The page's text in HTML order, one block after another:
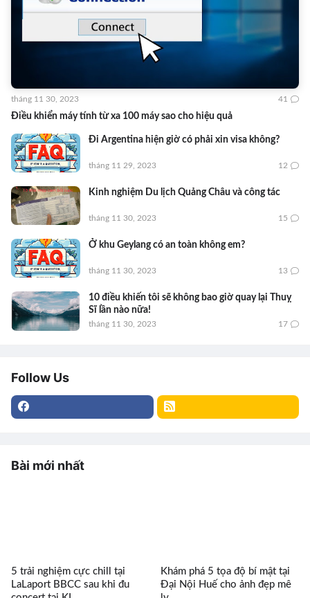
Điều khiển máy tính từ xa 100 máy sao cho hiệu quả
tháng 11 30, 2023 41
Đi Argentina hiện giờ có phải xin visa không?
tháng 11 29, 2023 12
Kinh nghiệm Du lịch Quảng Châu và công tác
tháng 11 30, 2023 15
Ở khu Geylang có an toàn không em?
tháng 11 30, 2023 13
10 điều khiến tôi sẽ không bao giờ quay lại Thuỵ
Sĩ lần nào nữa!
tháng 11 30, 2023 17
Follow Us
Bài mới nhất
5 trải nghiệm cực chill tại
LaLaport BBCC sau khi đu
Khám phá 5 tọa độ bí mật tại
Đại Nội Huế cho ảnh đẹp mê